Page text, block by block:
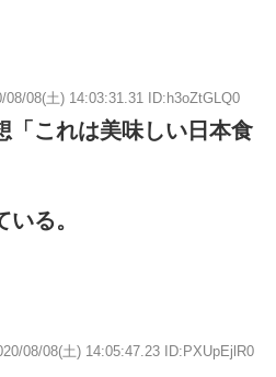
08/08(土) 14:03:31.31 ID:h3oZtGLQ0
「これは美味しい日本食
る。
08/08(土) 14:05:47.23 ID:PXUpEjlR0